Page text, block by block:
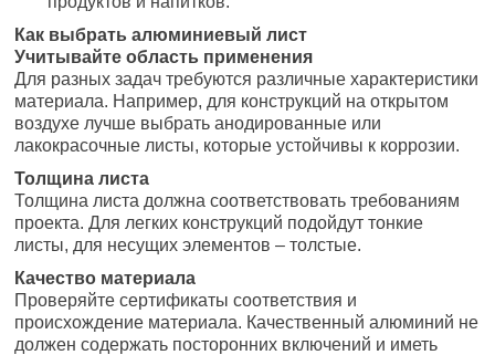
Как выбрать алюминиевый лист
Учитывайте область применения
Для разных задач требуются различные характеристики
материала. Например, для конструкций на открытом
воздухе лучше выбрать анодированные или
лакокрасочные листы, которые устойчивы к коррозии.
Толщина листа
Толщина листа должна соответствовать требованиям
проекта. Для легких конструкций подойдут тонкие
листы, для несущих элементов – толстые.
Качество материала
Проверяйте сертификаты соответствия и
происхождение материала. Качественный алюминий не
должен содержать посторонних включений и иметь